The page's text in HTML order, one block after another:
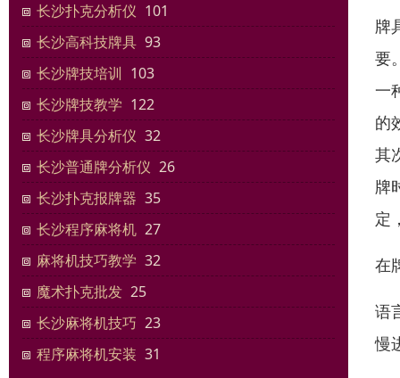
长沙扑克分析仪 101
长沙高科技牌具 93
长沙牌技培训 103
长沙牌技教学 122
长沙牌具分析仪 32
长沙普通牌分析仪 26
长沙扑克报牌器 35
长沙程序麻将机 27
麻将机技巧教学 32
魔术扑克批发 25
长沙麻将机技巧 23
程序麻将机安装 31
牌
要
一
的
其
牌
定
在
语
慢